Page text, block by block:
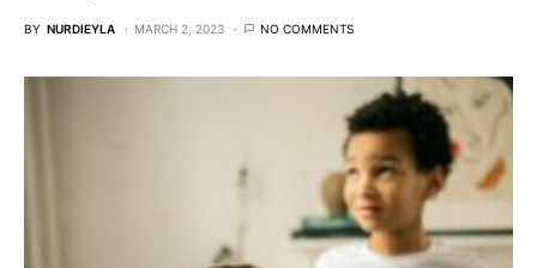
BY NURDIEYLA MARCH 2, 2023 NO COMMENTS